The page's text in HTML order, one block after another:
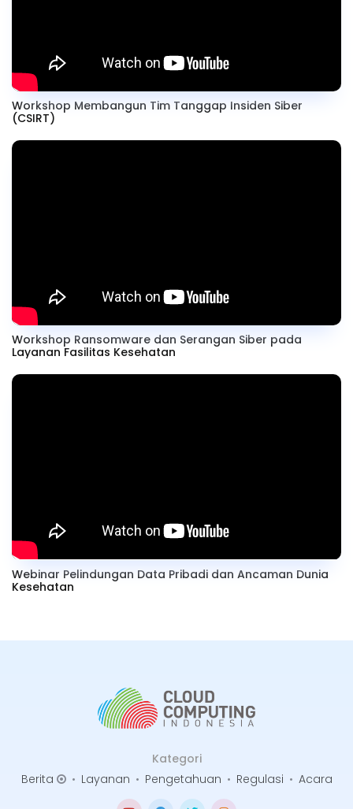
Workshop Membangun Tim Tanggap Insiden Siber
(CSIRT)
Workshop Ransomware dan Serangan Siber pada
Layanan Fasilitas Kesehatan
Webinar Pelindungan Data Pribadi dan Ancaman Dunia
Kesehatan
Kategori
Berita
• Layanan • Pengetahuan • Regulasi • Acara